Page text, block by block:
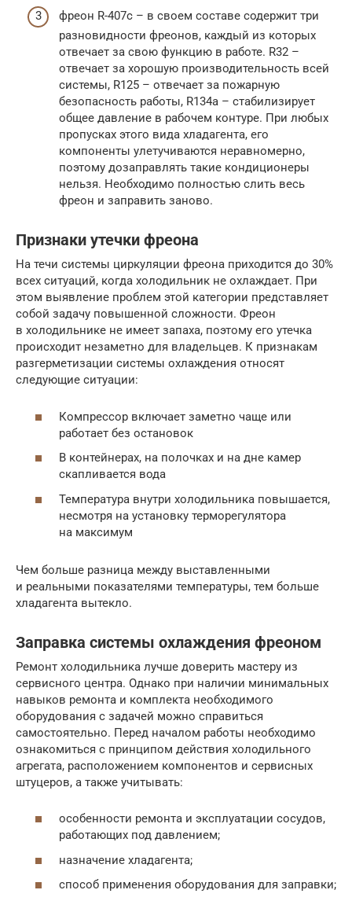
фреон R-407c – в своем составе содержит три
разновидности фреонов, каждый из которых
отвечает за свою функцию в работе. R32 –
отвечает за хорошую производительность всей
системы, R125 – отвечает за пожарную
безопасность работы, R134а – стабилизирует
общее давление в рабочем контуре. При любых
пропусках этого вида хладагента, его
компоненты улетучиваются неравномерно,
поэтому дозаправлять такие кондиционеры
нельзя. Необходимо полностью слить весь
фреон и заправить заново.
Признаки утечки фреона
На течи системы циркуляции фреона приходится до 30%
всех ситуаций, когда холодильник не охлаждает. При
этом выявление проблем этой категории представляет
собой задачу повышенной сложности. Фреон
в холодильнике не имеет запаха, поэтому его утечка
происходит незаметно для владельцев. К признакам
разгерметизации системы охлаждения относят
следующие ситуации:
Компрессор включает заметно чаще или
работает без остановок
В контейнерах, на полочках и на дне камер
скапливается вода
Температура внутри холодильника повышается,
несмотря на установку терморегулятора
на максимум
Чем больше разница между выставленными
и реальными показателями температуры, тем больше
хладагента вытекло.
Заправка системы охлаждения фреоном
Ремонт холодильника лучше доверить мастеру из
сервисного центра. Однако при наличии минимальных
навыков ремонта и комплекта необходимого
оборудования с задачей можно справиться
самостоятельно. Перед началом работы необходимо
ознакомиться с принципом действия холодильного
агрегата, расположением компонентов и сервисных
штуцеров, а также учитывать:
особенности ремонта и эксплуатации сосудов,
работающих под давлением;
назначение хладагента;
способ применения оборудования для заправки;